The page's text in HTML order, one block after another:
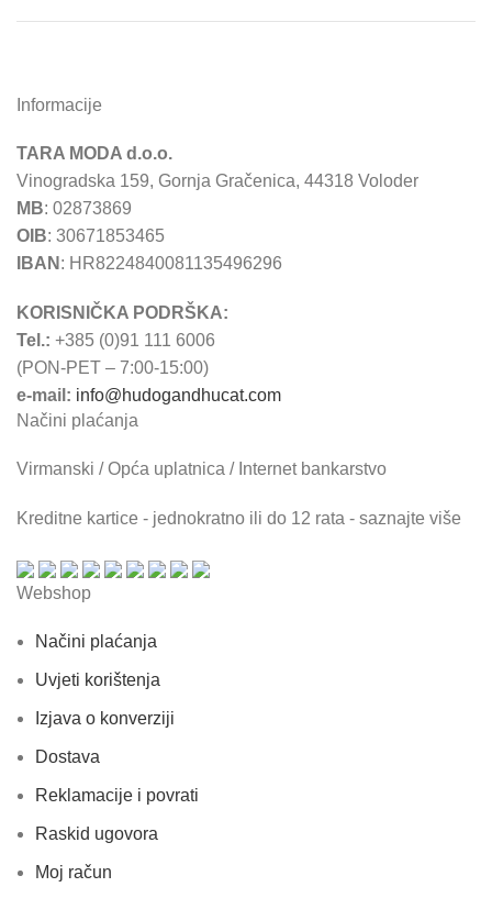
Informacije
TARA MODA d.o.o.
Vinogradska 159, Gornja Gračenica, 44318 Voloder
MB: 02873869
OIB: 30671853465
IBAN : HR8224840081135496296
KORISNIČKA PODRŠKA:
Tel.: +385 (0)91 111 6006
(PON-PET – 7:00-15:00)
e-mail: info@hudogandhucat.com
Načini plaćanja
Virmanski / Opća uplatnica / Internet bankarstvo
Kreditne kartice - jednokratno ili do 12 rata - saznajte više
Webshop
Načini plaćanja
Uvjeti korištenja
Izjava o konverziji
Dostava
Reklamacije i povrati
Raskid ugovora
Moj račun